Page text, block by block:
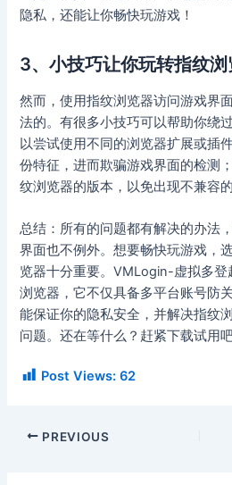
隐私，还能让你畅快玩游戏！
3、小技巧让你玩转指纹浏
然而，使用指纹浏览器访问游戏界
法的。有很多小技巧可以帮助你绕
以尝试使用不同的浏览器扩展或插
份特征，进而欺骗游戏界面的检测
纹浏览器的版本，以免出现不兼容的
总结：所有的问题都有解决的办法
界面也不例外。想要畅快玩游戏，
览器十分重要。VMLogin-虚拟多登
浏览器，它不仅具备多平台账号防
能保证你的隐私安全，并解决指纹
问题。还在等什么？赶紧下载试用吧
Post Views: 62
PREVIOUS